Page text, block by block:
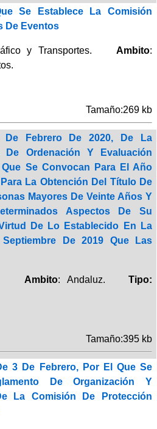
Se Establece La Comisión
De Eventos
y Transportes. Ambito:
Tamaño:269 kb
De Febrero De 2020, De La
De Ordenación Y Evaluación
Se Convocan Para El Año
La Obtención Del Título De
Mayores De Veinte Años Y
Aspectos De Su
De Lo Establecido En La
De 2019 Que Las
Ambito: Andaluz.Tipo:
Tamaño:395 kb
3 De Febrero, Por El Que Se
De Organización Y
La Comisión De Protección